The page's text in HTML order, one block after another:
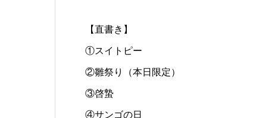
【直書き】
①スイトピー
②雛祭り（本日限定）
③啓蟄
④サンゴの日